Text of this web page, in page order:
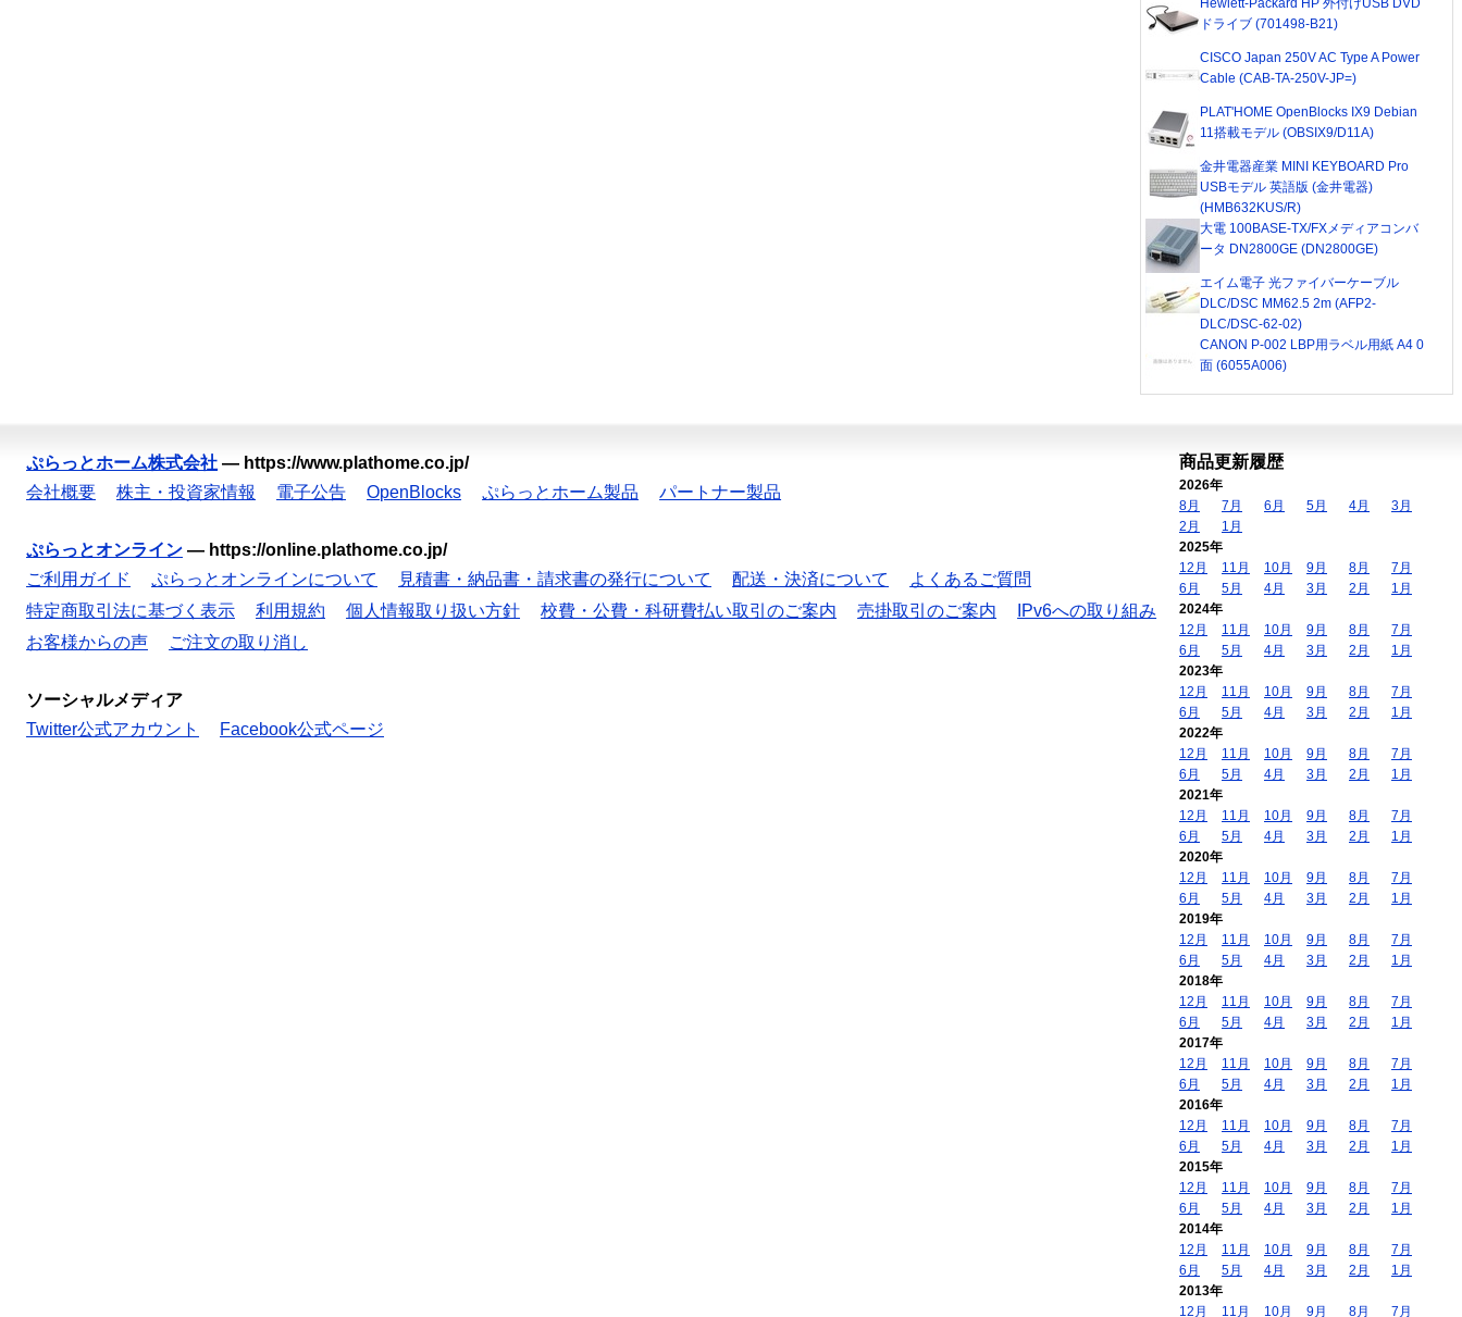
Hewlett-Packard HP 外付けUSB DVD
ドライブ (701498-B21)
CISCO Japan 250V AC Type A Power
Cable (CAB-TA-250V-JP=)
PLAT'HOME OpenBlocks IX9 Debian
11搭載モデル (OBSIX9/D11A)
金井電器産業 MINI KEYBOARD Pro
USBモデル 英語版 (金井電器)
(HMB632KUS/R)
大電 100BASE-TX/FXメディアコンバ
ータ DN2800GE (DN2800GE)
エイム電子 光ファイバーケーブル
DLC/DSC MM62.5 2m (AFP2-
DLC/DSC-62-02)
CANON P-002 LBP用ラベル用紙 A4 0
面 (6055A006)
ぷらっとホーム株式会社 — https://www.plathome.co.jp/
会社概要
株主・投資家情報 電子公告 OpenBlocks ぷらっとホーム製品 パートナー製品
ぷらっとオンライン — https://online.plathome.co.jp/
ご利用ガイド
ぷらっとオンラインについて 見積書・納品書・請求書の発行について 配送・決済について
よくあるご質問
特定商取引法に基づく表示
利用規約 個人情報取り扱い方針 校費・公費・科研費払い取引のご案内 売掛取引のご案内
IPv6への取り組み
お客様からの声
ご注文の取り消し
ソーシャルメディア
Twitter公式アカウント
Facebook公式ページ
商品更新履歴
2026年
8月
7月 6月 5月 4月
3月
2月
1月
2025年
12月
11月 10月 9月 8月
7月
6月
5月 4月 3月 2月
1月
2024年
12月
11月 10月 9月 8月
7月
6月
5月 4月 3月 2月
1月
2023年
12月
11月 10月 9月 8月
7月
6月
5月 4月 3月 2月
1月
2022年
12月
11月 10月 9月 8月
7月
6月
5月 4月 3月 2月
1月
2021年
12月
11月 10月 9月 8月
7月
6月
5月 4月 3月 2月
1月
2020年
12月
11月 10月 9月 8月
7月
6月
5月 4月 3月 2月
1月
2019年
12月
11月 10月 9月 8月
7月
6月
5月 4月 3月 2月
1月
2018年
12月
11月 10月 9月 8月
7月
6月
5月 4月 3月 2月
1月
2017年
12月
11月 10月 9月 8月
7月
6月
5月 4月 3月 2月
1月
2016年
12月
11月 10月 9月 8月
7月
6月
5月 4月 3月 2月
1月
2015年
12月
11月 10月 9月 8月
7月
6月
5月 4月 3月 2月
1月
2014年
12月
11月 10月 9月 8月
7月
6月
5月 4月 3月 2月
1月
2013年
12月
11月 10月 9月 8月 7月